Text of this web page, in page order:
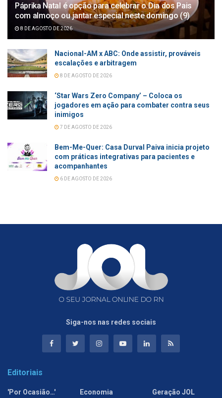
Páprika Natal é opção para celebrar o Dia dos Pais
com almoço ou jantar especial neste domingo (9)
8 DE AGOSTO DE 2026
Nacional-AM x ABC: Onde assistir, prováveis
escalações e arbitragem
8 DE AGOSTO DE 2026
‘Star Wars Zero Company’ – Coloca os
jogadores em ação para combater contra seus
inimigos
7 DE AGOSTO DE 2026
Bem-Me-Quer: Casa Durval Paiva inicia projeto
com práticas integrativas para pacientes e
acompanhantes
6 DE AGOSTO DE 2026
Siga-nos nas redes sociais
Editoriais
'Por Ocasião…'
Economia
Geração JOL